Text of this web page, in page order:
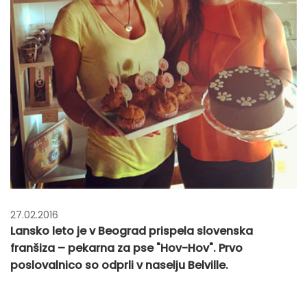
27.02.2016
Lansko leto je v Beograd prispela slovenska
franšiza – pekarna za pse "Hov-Hov". Prvo
poslovalnico so odprli v naselju Belville.